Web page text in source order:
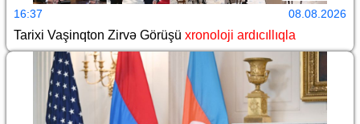
16:37 08.08.2026
Tarixi Vaşinqton Zirvə Görüşü xronoloji ardıcıllıqla